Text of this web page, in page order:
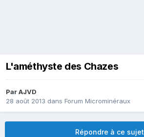
L'améthyste des Chazes
ParAJVD
28 août 2013 dans Forum Microminéraux
Répondre à ce sujet